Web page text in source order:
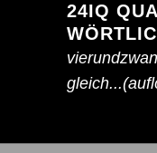
24IQ